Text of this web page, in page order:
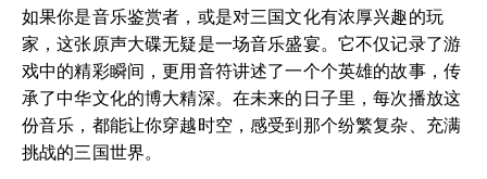
如果你是音乐鉴赏者，或是对三国文化有浓厚兴趣的玩
家，这张原声大碟无疑是一场音乐盛宴。它不仅记录了游
戏中的精彩瞬间，更用音符讲述了一个个英雄的故事，传
承了中华文化的博大精深。在未来的日子里，每次播放这
份音乐，都能让你穿越时空，感受到那个纷繁复杂、充满
挑战的三国世界。